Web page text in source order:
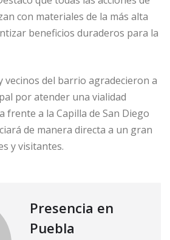
con materiales de la más alta
beneficios duraderos para la
vecinos del barrio agradecieron a
por atender una vialidad
frente a la Capilla de San Diego
de manera directa a un gran
y visitantes.
Presencia en
Puebla